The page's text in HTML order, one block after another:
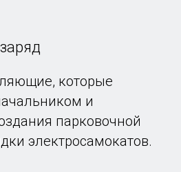
которые
и
парковочной
электросамокатов.